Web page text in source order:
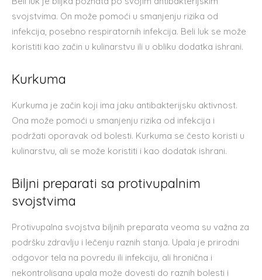
svojstvima. On može pomoći u smanjenju rizika od
infekcija, posebno respiratornih infekcija. Beli luk se može
koristiti kao začin u kulinarstvu ili u obliku dodatka ishrani.
Kurkuma
Kurkuma je začin koji ima jaku antibakterijsku aktivnost.
Ona može pomoći u smanjenju rizika od infekcija i
podržati oporavak od bolesti. Kurkuma se često koristi u
kulinarstvu, ali se može koristiti i kao dodatak ishrani.
Biljni preparati sa protivupalnim
svojstvima
Protivupalna svojstva biljnih preparata veoma su važna za
podršku zdravlju i lečenju raznih stanja. Upala je prirodni
odgovor tela na povredu ili infekciju, ali hronična i
nekontrolisana upala može dovesti do raznih bolesti i